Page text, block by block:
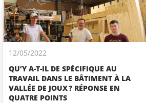
12/05/2022
QU’Y A-T-IL DE SPÉCIFIQUE AU
TRAVAIL DANS LE BÂTIMENT À LA
VALLÉE DE JOUX ? RÉPONSE EN
QUATRE POINTS